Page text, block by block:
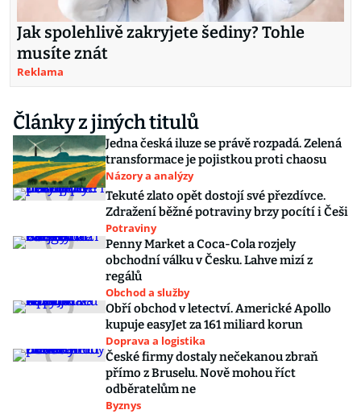
Jak spolehlivě zakryjete šediny? Tohle
musíte znát
Reklama
Články z jiných titulů
Jedna česká iluze se právě rozpadá. Zelená
transformace je pojistkou proti chaosu
Názory a analýzy
Tekuté zlato opět dostojí své přezdívce.
Zdražení běžné potraviny brzy pocítí i Češi
Potraviny
Penny Market a Coca-Cola rozjely
obchodní válku v Česku. Lahve mizí z
regálů
Obchod a služby
Obří obchod v letectví. Americké Apollo
kupuje easyJet za 161 miliard korun
Doprava a logistika
České firmy dostaly nečekanou zbraň
přímo z Bruselu. Nově mohou říct
odběratelům ne
Byznys